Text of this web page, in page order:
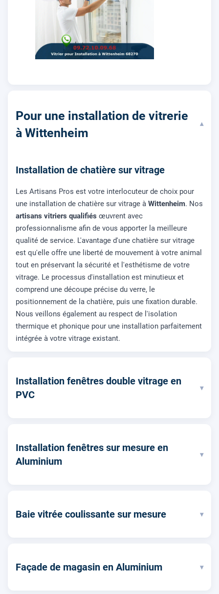
Pour une installation de vitrerie
à Wittenheim
▾
Installation de chatière sur vitrage
Les Artisans Pros est votre interlocuteur de choix pour
une installation de chatière sur vitrage à Wittenheim. Nos
artisans vitriers qualifiés œuvrent avec
professionnalisme afin de vous apporter la meilleure
qualité de service. L'avantage d'une chatière sur vitrage
est qu'elle offre une liberté de mouvement à votre animal
tout en préservant la sécurité et l'esthétisme de votre
vitrage. Le processus d'installation est minutieux et
comprend une découpe précise du verre, le
positionnement de la chatière, puis une fixation durable.
Nous veillons également au respect de l'isolation
thermique et phonique pour une installation parfaitement
intégrée à votre vitrage existant.
Installation fenêtres double vitrage en
PVC
▾
Installation fenêtres sur mesure en
Aluminium
▾
Baie vitrée coulissante sur mesure ▾
Façade de magasin en Aluminium ▾